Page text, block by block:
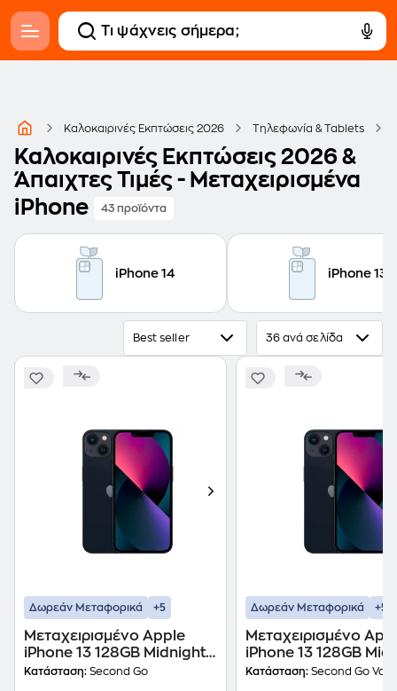
Καλοκαιρινές Εκπτώσεις 2026 Τηλεφωνία & Tablets
Καλοκαιρινές Εκπτώσεις 2026 &
Άπαιχτες Τιμές - Μεταχειρισμένα
iPhone
43 προϊόντα
iPhone 14 iPhone 13
Best seller 36 ανά σελίδα
Δωρεάν Μεταφορικά +5
Μεταχειρισμένο Apple
iPhone 13 128GB Midnight
second go Certified by
Κατάσταση: Second Go
Δωρεάν Μεταφορικά +5
Μεταχειρισμένο
iPhone 13 128GB
second go value
Κατάσταση: Second Go